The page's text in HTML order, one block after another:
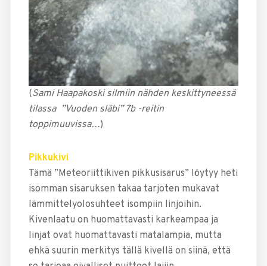
(Sami Haapakoski silmiin nähden keskittyneessä
tilassa ”Vuoden släbi” 7b -reitin
toppimuuvissa…)
Pikkukivi
Tämä ”Meteoriittikiven pikkusisarus” löytyy heti
isomman sisaruksen takaa tarjoten mukavat
lämmittelyolosuhteet isompiin linjoihin.
Kivenlaatu on huomattavasti karkeampaa ja
linjat ovat huomattavasti matalampia, mutta
ehkä suurin merkitys tällä kivellä on siinä, että